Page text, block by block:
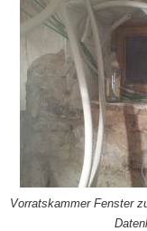
Vorratskammer Fenster